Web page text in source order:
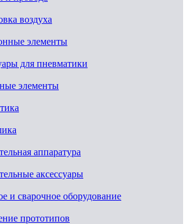
воздуха
элементы
для пневматики
элементы
аппаратура
аксессуары
и сварочное оборудование
прототипов